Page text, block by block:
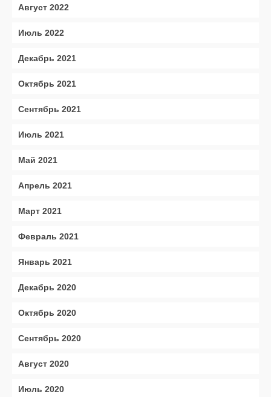
Август 2022
Июль 2022
Декабрь 2021
Октябрь 2021
Сентябрь 2021
Июль 2021
Май 2021
Апрель 2021
Март 2021
Февраль 2021
Январь 2021
Декабрь 2020
Октябрь 2020
Сентябрь 2020
Август 2020
Июль 2020